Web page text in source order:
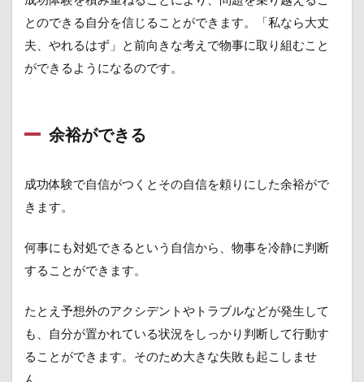
る
2
いつ
も成
じゃ
ない
どう
する
苦手
を克
服す
めに
行動
する
とのできる自分を信じることができます。「私なら大丈
夫、やれるはず」と前向きな考えで物事に取り組むこと
ができるようになるのです。
余裕ができる
成功体験で自信がつくとその自信を頼りにした余裕がで
きます。
何事にも対処できるという自信から、物事を冷静に判断
することができます。
たとえ予想外のアクシデントやトラブルなどが発生して
も、自分が置かれている状況をしっかり判断して行動す
ることができます。そのため大きな失敗も起こしませ
ん。